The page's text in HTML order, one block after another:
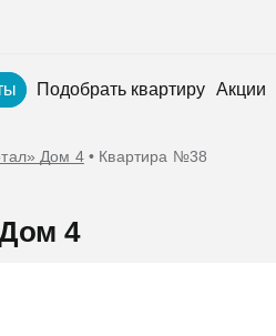
Подобрать квартиру Акции
Дом 4• Квартира №38
4